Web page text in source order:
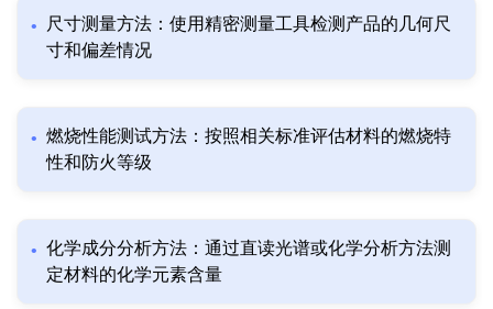
尺寸测量方法：使用精密测量工具检测产品的几何尺
寸和偏差情况
燃烧性能测试方法：按照相关标准评估材料的燃烧特
性和防火等级
化学成分分析方法：通过直读光谱或化学分析方法测
定材料的化学元素含量